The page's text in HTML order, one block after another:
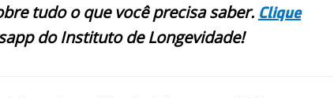
tudo o que você precisa saber. Clique
do Instituto de Longevidade!